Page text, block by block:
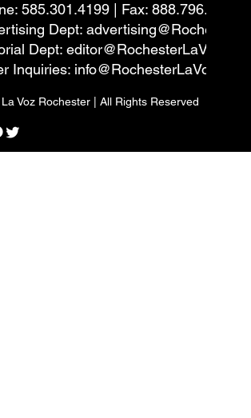
585.301.4199 | Fax: 888.796.6292
Dept:
Dept:
Inquiries: info@RochesterLaVoz.com
Voz Rochester | All Rights Reserved